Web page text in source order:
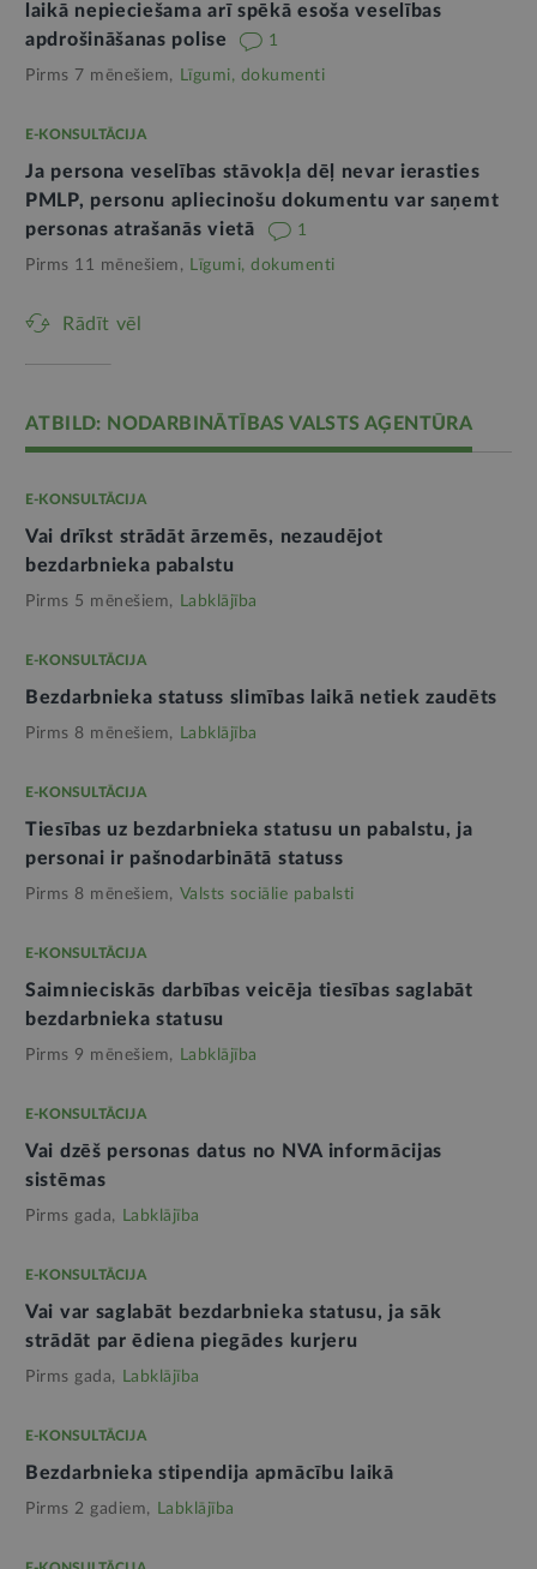
laikā nepieciešama arī spēkā esoša veselības
apdrošināšanas polise
1
Pirms 7 mēnešiem, Līgumi, dokumenti
E-KONSULTĀCIJA
Ja persona veselības stāvokļa dēļ nevar ierasties
PMLP, personu apliecinošu dokumentu var saņemt
personas atrašanās vietā
1
Pirms 11 mēnešiem, Līgumi, dokumenti
Rādīt vēl
ATBILD: NODARBINĀTĪBAS VALSTS AĢENTŪRA
E-KONSULTĀCIJA
Vai drīkst strādāt ārzemēs, nezaudējot
bezdarbnieka pabalstu
Pirms 5 mēnešiem, Labklājība
E-KONSULTĀCIJA
Bezdarbnieka statuss slimības laikā netiek zaudēts
Pirms 8 mēnešiem, Labklājība
E-KONSULTĀCIJA
Tiesības uz bezdarbnieka statusu un pabalstu, ja
personai ir pašnodarbinātā statuss
Pirms 8 mēnešiem, Valsts sociālie pabalsti
E-KONSULTĀCIJA
Saimnieciskās darbības veicēja tiesības saglabāt
bezdarbnieka statusu
Pirms 9 mēnešiem, Labklājība
E-KONSULTĀCIJA
Vai dzēš personas datus no NVA informācijas
sistēmas
Pirms gada, Labklājība
E-KONSULTĀCIJA
Vai var saglabāt bezdarbnieka statusu, ja sāk
strādāt par ēdiena piegādes kurjeru
Pirms gada, Labklājība
E-KONSULTĀCIJA
Bezdarbnieka stipendija apmācību laikā
Pirms 2 gadiem, Labklājība